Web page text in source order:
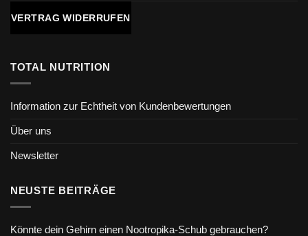
VERTRAG WIDERRUFEN
TOTAL NUTRITION
Information zur Echtheit von Kundenbewertungen
Über uns
Newsletter
NEUSTE BEITRÄGE
Könnte dein Gehirn einen Nootropika-Schub gebrauchen?